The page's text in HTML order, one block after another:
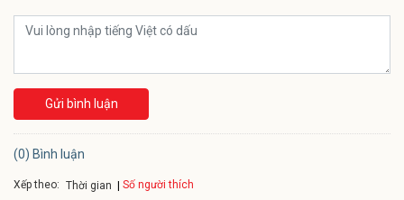
Gửi bình luận
(0) Bình luận
Xếp theo: Thời gian Số người thích